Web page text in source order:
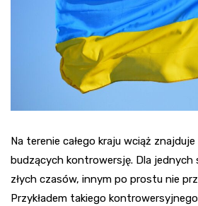
Na terenie całego kraju wciąż
budzących kontrowersję. Dla jednych
złych czasów, innym po prostu nie
Przykładem takiego